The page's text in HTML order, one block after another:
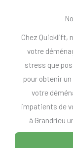
Chez Quicklift,
votre
stress que
pour obtenir
votre
impatients de
à Grandrieu